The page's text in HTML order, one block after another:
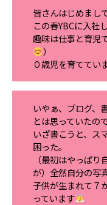
試写会・
Present
ＹＢＣオンデマンド
やまがた情熱市場
皆さんはじめまして
この春YBCに入社
趣味は仕事と育児
）
０歳児を育ててい
いやぁ、ブログ、
とは思っていたの
いざ書こうと、ス
困った。
（最初はやっぱ
が）全然自分の写
子供が生まれて７
っています